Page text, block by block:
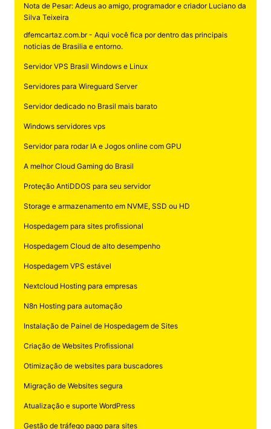
Nota de Pesar: Adeus ao amigo, programador e criador Luciano da
Silva Teixeira
dfemcartaz.com.br - Aqui você fica por dentro das principais
noticias de Brasilia e entorno.
Servidor VPS Brasil Windows e Linux
Servidores para Wireguard Server
Servidor dedicado no Brasil mais barato
Windows servidores vps
Servidor para rodar IA e Jogos online com GPU
A melhor Cloud Gaming do Brasil
Proteção AntiDDOS para seu servidor
Storage e armazenamento em NVME, SSD ou HD
Hospedagem para sites profissional
Hospedagem Cloud de alto desempenho
Hospedagem VPS estável
Nextcloud Hosting para empresas
N8n Hosting para automação
Instalação de Painel de Hospedagem de Sites
Criação de Websites Profissional
Otimização de websites para buscadores
Migração de Websites segura
Atualização e suporte WordPress
Gestão de tráfego pago para sites